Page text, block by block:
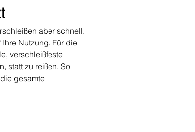
aber schnell.
Nutzung. Für die
verschleißfeste
statt zu reißen. So
gesamte